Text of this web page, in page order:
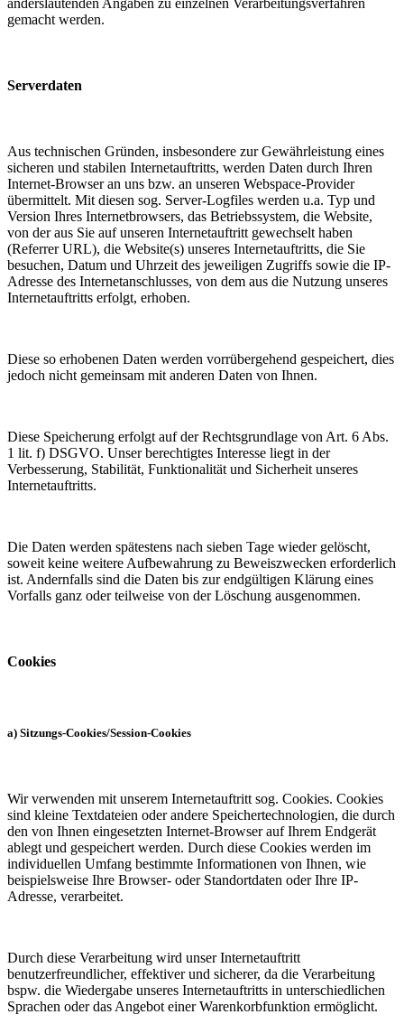
gemacht werden.
Serverdaten
Aus technischen Gründen, insbesondere zur Gewährleistung eines
sicheren und stabilen Internetauftritts, werden Daten durch Ihren
Internet-Browser an uns bzw. an unseren Webspace-Provider
übermittelt. Mit diesen sog. Server-Logfiles werden u.a. Typ und
Version Ihres Internetbrowsers, das Betriebssystem, die Website,
von der aus Sie auf unseren Internetauftritt gewechselt haben
(Referrer URL), die Website(s) unseres Internetauftritts, die Sie
besuchen, Datum und Uhrzeit des jeweiligen Zugriffs sowie die IP-
Adresse des Internetanschlusses, von dem aus die Nutzung unseres
Internetauftritts erfolgt, erhoben.
Diese so erhobenen Daten werden vorrübergehend gespeichert, dies
jedoch nicht gemeinsam mit anderen Daten von Ihnen.
Diese Speicherung erfolgt auf der Rechtsgrundlage von Art. 6 Abs.
1 lit. f) DSGVO. Unser berechtigtes Interesse liegt in der
Verbesserung, Stabilität, Funktionalität und Sicherheit unseres
Internetauftritts.
Die Daten werden spätestens nach sieben Tage wieder gelöscht,
soweit keine weitere Aufbewahrung zu Beweiszwecken erforderlich
ist. Andernfalls sind die Daten bis zur endgültigen Klärung eines
Vorfalls ganz oder teilweise von der Löschung ausgenommen.
Cookies
a) Sitzungs-Cookies/Session-Cookies
Wir verwenden mit unserem Internetauftritt sog. Cookies. Cookies
sind kleine Textdateien oder andere Speichertechnologien, die durch
den von Ihnen eingesetzten Internet-Browser auf Ihrem Endgerät
ablegt und gespeichert werden. Durch diese Cookies werden im
individuellen Umfang bestimmte Informationen von Ihnen, wie
beispielsweise Ihre Browser- oder Standortdaten oder Ihre IP-
Adresse, verarbeitet.
Durch diese Verarbeitung wird unser Internetauftritt
benutzerfreundlicher, effektiver und sicherer, da die Verarbeitung
bspw. die Wiedergabe unseres Internetauftritts in unterschiedlichen
Sprachen oder das Angebot einer Warenkorbfunktion ermöglicht.